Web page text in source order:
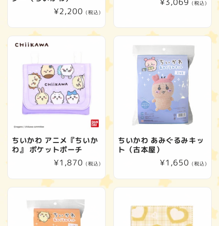
通
¥2,200 (税込)
格
(税込)
ちいかわ アニメ『ちいか
わ』 ポケットポーチ
通
価
格
¥1,870 (税込)
ちいかわ あみぐるみキッ
ト（古本屋）
通
価
¥1,650 (税込)